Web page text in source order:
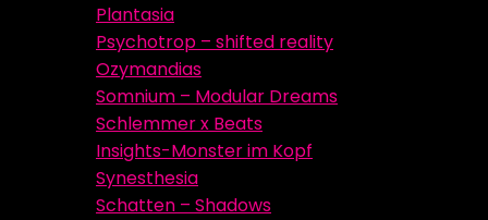
Plantasia
Psychotrop – shifted reality
Ozymandias
Somnium – Modular Dreams
Schlemmer x Beats
Insights-Monster im Kopf
Synesthesia
Schatten – Shadows